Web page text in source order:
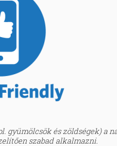
gyümölcsök és zöldségek) a
szabad alkalmazni.